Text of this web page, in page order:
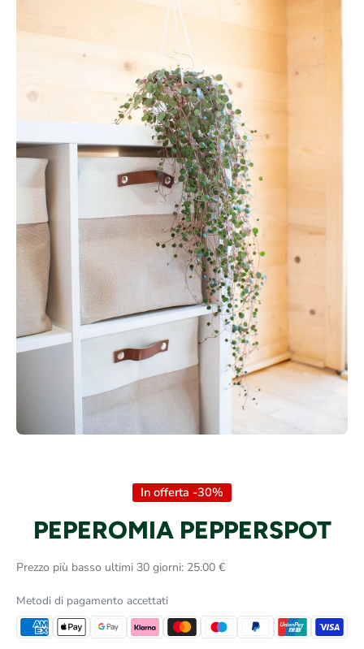
In offerta -30%
PEPEROMIA PEPPERSPOT
Prezzo più basso ultimi 30 giorni: 25.00 €
Metodi di pagamento accettati